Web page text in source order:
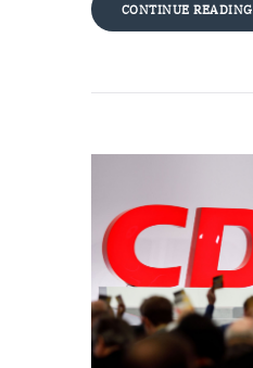
CONTINUE READING